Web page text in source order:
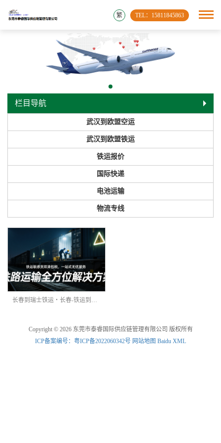
TEL：15811845863
繁
栏目导航
武汉到欧盟空运
武汉到欧盟铁运
铁运报价
国际快递
电池运输
物流专线
长春到瑞士铁运・长春-铁运到瑞士DDP双清
Copyright © 2026 东莞市泰睿国际供应链管理有限公司 版权所有
ICP备案编号：粤ICP备2022060342号 网站地图 Baidu XML